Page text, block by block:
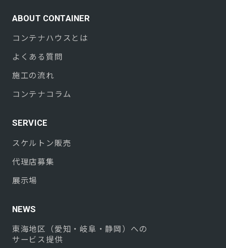
ABOUT CONTAINER
コンテナハウスとは
よくある質問
施工の流れ
コンテナコラム
SERVICE
スケルトン販売
代理店募集
展示場
NEWS
東海地区（愛知・岐阜・静岡）への
サービス提供